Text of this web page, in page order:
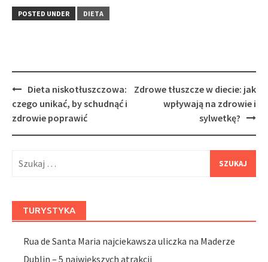
POSTED UNDER DIETA
Post
navigation
Dieta niskotłuszczowa:
czego unikać, by schudnąć i
zdrowie poprawić
Zdrowe tłuszcze w diecie: jak
wpływają na zdrowie i
sylwetkę?
TURYSTYKA
Rua de Santa Maria najciekawsza uliczka na Maderze
Dublin – 5 największych atrakcji